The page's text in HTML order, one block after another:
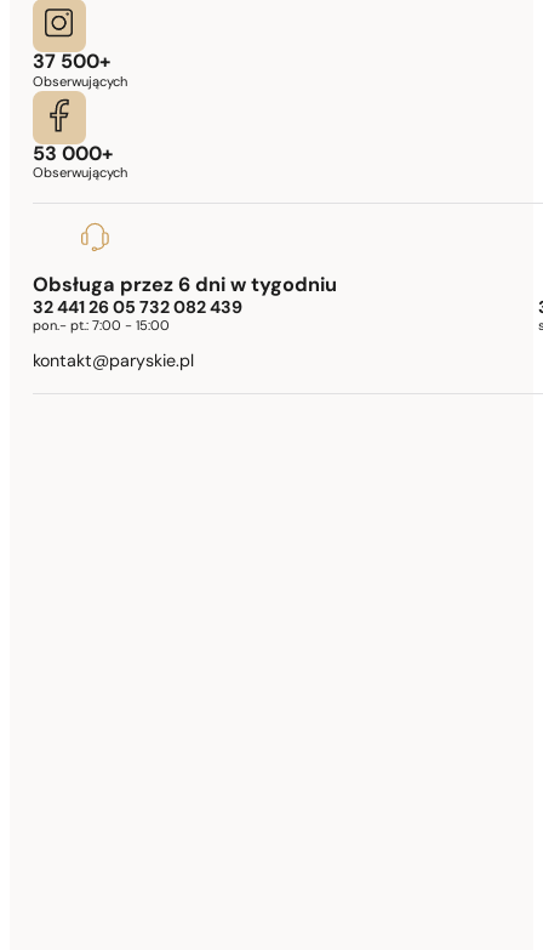
37 500+
Obserwujących
53 000+
Obserwujących
Obsługa przez 6 dni w tygodniu
32 441 26 05 732 082 439
pon.- pt.: 7:00 - 15:00
kontakt@paryskie.pl